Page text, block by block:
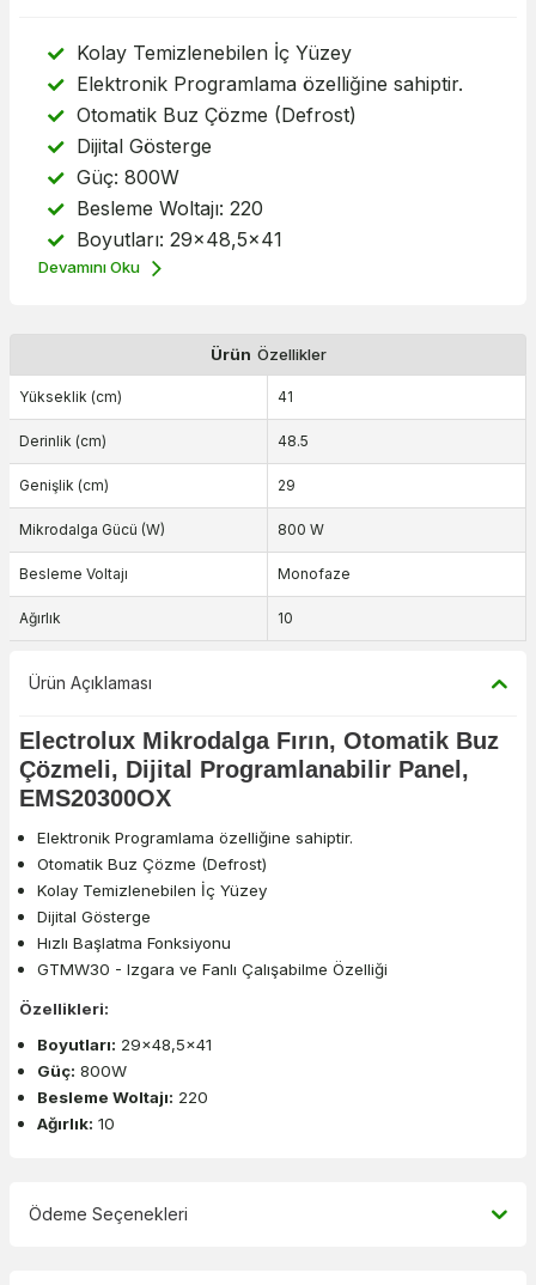
Kolay Temizlenebilen İç Yüzey
Elektronik Programlama özelliğine sahiptir.
Otomatik Buz Çözme (Defrost)
Dijital Gösterge
Güç: 800W
Besleme Woltajı: 220
Boyutları: 29x48,5x41
Devamını Oku
Ürün Özellikler
Yükseklik (cm) 41
Derinlik (cm) 48.5
Genişlik (cm) 29
Mikrodalga Gücü (W) 800 W
Besleme Voltajı Monofaze
Ağırlık 10
Ürün Açıklaması
Electrolux Mikrodalga Fırın, Otomatik Buz
Çözmeli, Dijital Programlanabilir Panel,
EMS20300OX
Elektronik Programlama özelliğine sahiptir.
Otomatik Buz Çözme (Defrost)
Kolay Temizlenebilen İç Yüzey
Dijital Gösterge
Hızlı Başlatma Fonksiyonu
GTMW30 - Izgara ve Fanlı Çalışabilme Özelliği
Özellikleri:
Boyutları: 29x48,5x41
Güç: 800W
Besleme Woltajı: 220
Ağırlık: 10
Ödeme Seçenekleri